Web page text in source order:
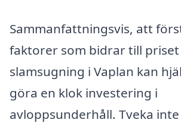
Sammanfattningsvis, att
faktorer som bidrar till priset
slamsugning i Vaplan kan
göra en klok investering i
avloppsunderhåll. Tveka